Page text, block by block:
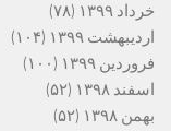
خرداد ۱۳۹۹
(۷۸)
اردیبهشت ۱۳۹۹
(۱۰۴)
فروردین ۱۳۹۹
(۱۰۰)
اسفند ۱۳۹۸
(۵۲)
بهمن ۱۳۹۸
(۵۲)